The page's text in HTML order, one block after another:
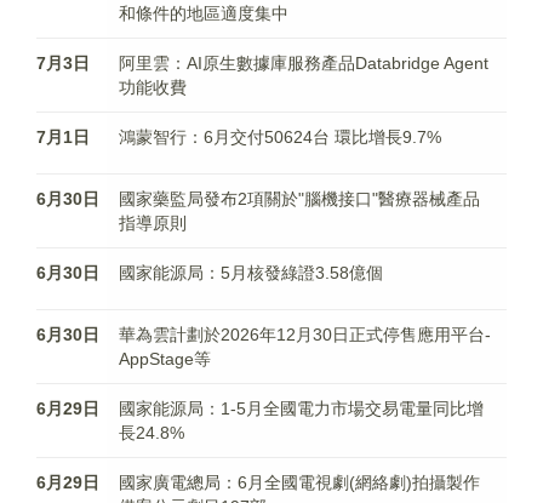
和條件的地區適度集中
7月3日
阿里雲：AI原生數據庫服務產品Databridge Agent
功能收費
7月1日 鴻蒙智行：6月交付50624台 環比增長9.7%
6月30日
國家藥監局發布2項關於"腦機接口"醫療器械產品
指導原則
6月30日 國家能源局：5月核發綠證3.58億個
6月30日
華為雲計劃於2026年12月30日正式停售應用平台-
AppStage等
6月29日
國家能源局：1-5月全國電力市場交易電量同比增
長24.8%
6月29日
國家廣電總局：6月全國電視劇(網絡劇)拍攝製作